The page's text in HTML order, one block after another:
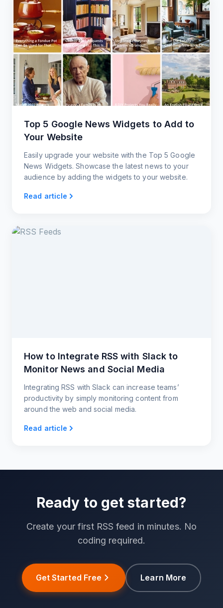
Top 5 Google News Widgets to Add to
Your Website
Easily upgrade your website with the Top 5 Google
News Widgets. Showcase the latest news to your
audience by adding the widgets to your website.
Read article
How to Integrate RSS with Slack to
Monitor News and Social Media
Integrating RSS with Slack can increase teams’
productivity by simply monitoring content from
around the web and social media.
Read article
Ready to get started?
Create your first RSS feed in minutes. No
coding required.
Get Started Free Learn More